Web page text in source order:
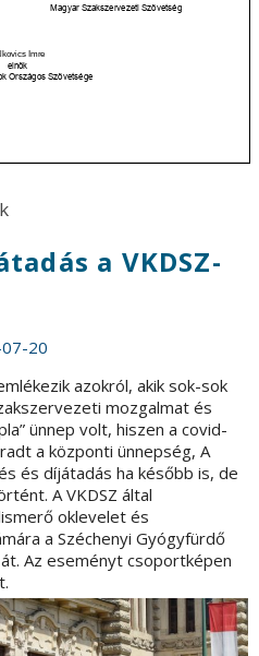
a VKDSZ-
20
azokról, akik sok-sok
mozgalmat és
ünnep volt, hiszen a covid-
a központi ünnepség, A
és díjátadás ha később is, de
A VKDSZ által
oklevelet és
a Széchenyi Gyógyfürdő
Az eseményt csoportképen